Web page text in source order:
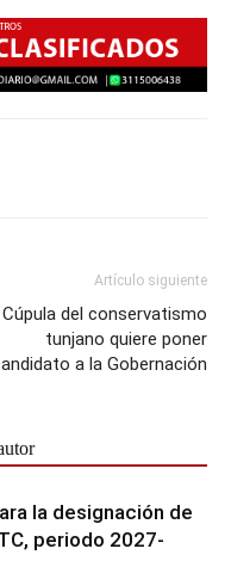
Artículo siguiente
Cúpula del conservatismo
tunjano quiere poner
a la Gobernación
la designación de
periodo 2027-